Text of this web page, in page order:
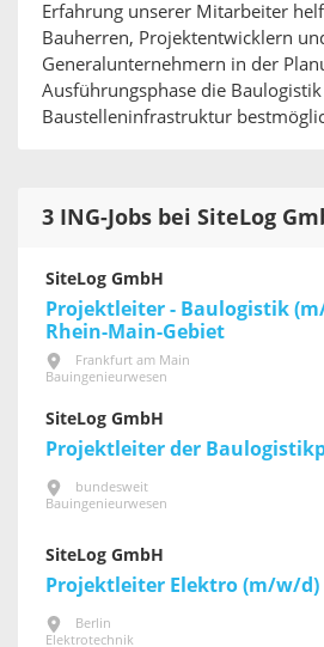
Erfahrung unserer Mitarbeiter
Bauherren, Projektentwicklern
Generalunternehmern in der
Ausführungsphase die
Baustelleninfrastruktur
3 ING-Jobs bei SiteLog
SiteLog GmbH
Projektleiter - Baulogistik
Rhein-Main-Gebiet
Frankfurt am Main
Bauingenieurwesen
SiteLog GmbH
Projektleiter der
bundesweit
Bauingenieurwesen
SiteLog GmbH
Projektleiter Elektro (m/w/d)
Berlin
Elektrotechnik